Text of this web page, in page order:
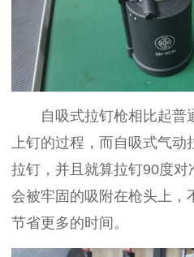
自吸式拉钉枪相比起普
上钉的过程，而自吸式气
拉钉，并且就算拉钉90度
会被牢固的吸附在枪头上，
节省更多的时间。